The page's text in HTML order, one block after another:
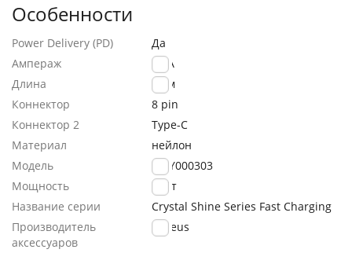
Особенности
Power Delivery (PD)
Да
Ампераж
2.4A
Длина
2.0м
Коннектор
8 pin
Коннектор 2
Type-C
Материал
нейлон
Модель
CAJY000303
Мощность
20Вт
Название серии
Crystal Shine Series Fast Charging
Производитель
аксессуаров
Baseus